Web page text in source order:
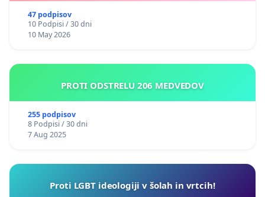
47 podpisov
10 Podpisi / 30 dni
10 May 2026
PROTI ODSTRELU 206 MEDVEDOV
255 podpisov
8 Podpisi / 30 dni
7 Aug 2025
Proti LGBT ideologiji v šolah in vrtcih!